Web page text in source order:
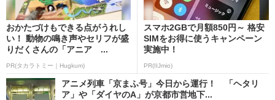
おかたづけもできる点がうれし
い！ 動物の鳴き声やセリフが盛
りだくさんの「アニア ...
PR(タカラトミー｜Hugkum)
スマホ2GBで月額850円～ 格安
SIMをお得に使うキャンペーン
実施中！
PR(IIJmio)
アニメ列車「京まふ号」今日から運行！ 「ヘタリ
ア」や「ダイヤのA」が京都市営地下...